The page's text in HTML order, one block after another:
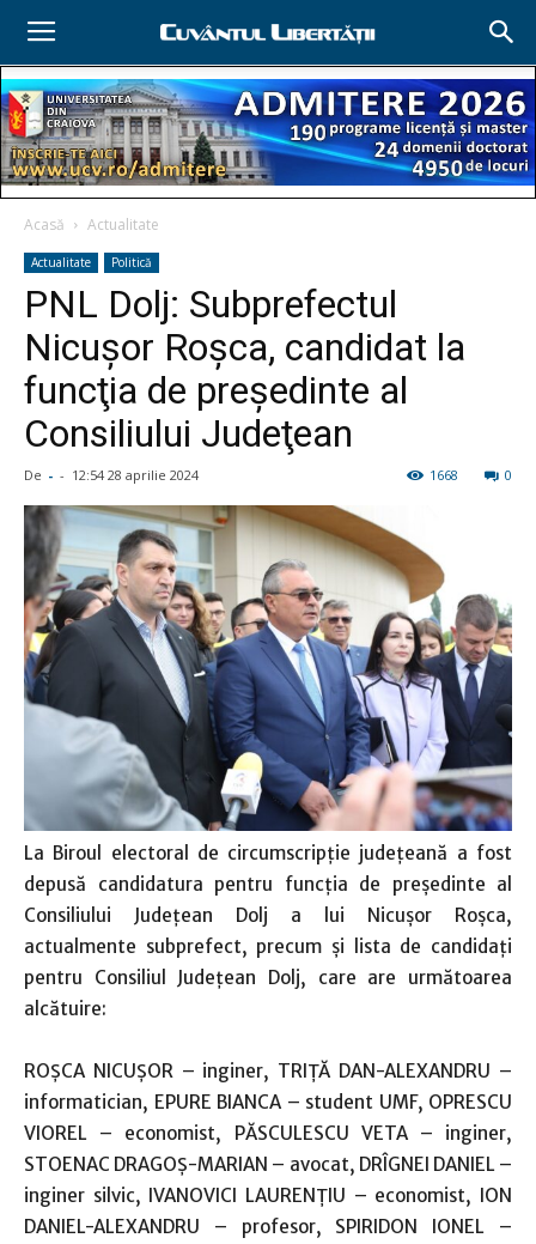
Acasă Actualitate
Actualitate Politică
PNL Dolj: Subprefectul
Nicuşor Roşca, candidat la
funcţia de preşedinte al
Consiliului Judeţean
De - - 12:54 28 aprilie 2024 0
1668
La Biroul electoral de circumscripţie judeţeană a fost
depusă candidatura pentru funcţia de preşedinte al
Consiliului Judeţean Dolj a lui Nicuşor Roşca,
actualmente subprefect, precum şi lista de candidaţi
pentru Consiliul Judeţean Dolj, care are următoarea
alcătuire:
ROŞCA NICUŞOR – inginer, TRIŢĂ DAN-ALEXANDRU –
informatician, EPURE BIANCA – student UMF, OPRESCU
VIOREL – economist, PĂSCULESCU VETA – inginer,
STOENAC DRAGOŞ-MARIAN – avocat, DRÎGNEI DANIEL –
inginer silvic, IVANOVICI LAURENŢIU – economist, ION
DANIEL-ALEXANDRU – profesor, SPIRIDON IONEL –